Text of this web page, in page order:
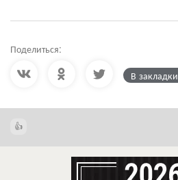
Поделиться:
В закладки